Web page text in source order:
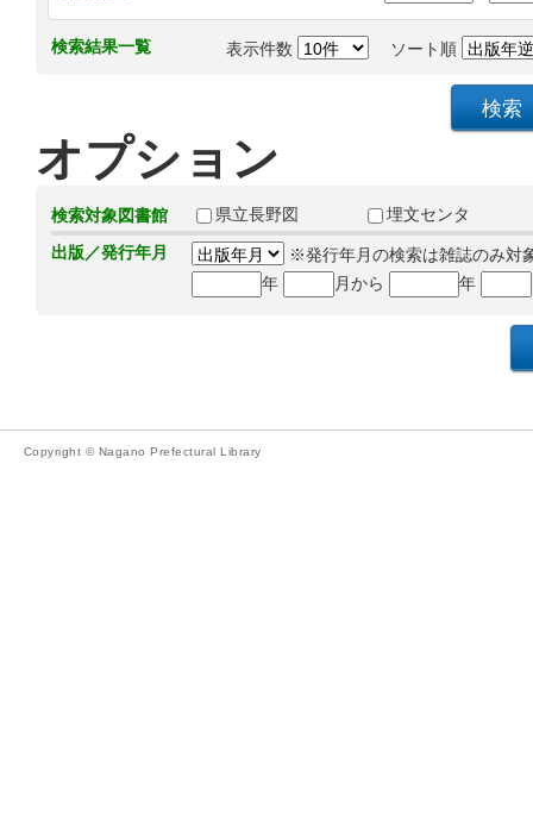
検索結果一覧 表示件数 ソート順
オプション
検索対象図書館 県立長野図
埋文センタ
出版／発行年月
※発行年月の検索は雑誌のみ対
年
月から 年
Copyright © Nagano Prefectural Library